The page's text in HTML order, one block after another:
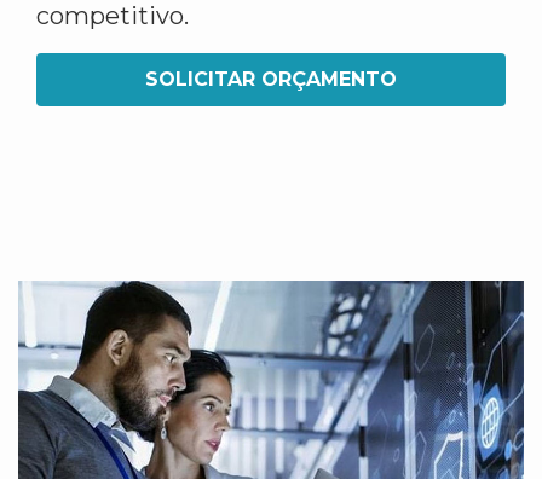
competitivo.
SOLICITAR ORÇAMENTO